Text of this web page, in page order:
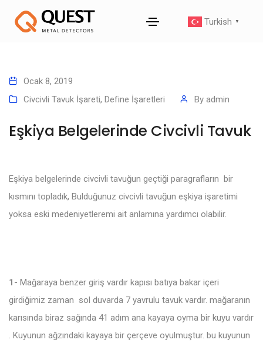
Turkish ▼
Ocak 8, 2019
Civcivli Tavuk İşareti, Define İşaretleri By admin
Eşkiya Belgelerinde Civcivli Tavuk
Eşkiya belgelerinde civcivli tavuğun geçtiği paragrafların bir
kısmını topladık, Bulduğunuz civcivli tavuğun eşkiya işaretimi
yoksa eski medeniyetleremi ait anlamına yardımcı olabilir.
1- Mağaraya benzer giriş vardır kapısı batıya bakar içeri
girdiğimiz zaman sol duvarda 7 yavrulu tavuk vardır. mağaranın
karısında biraz sağında 41 adım ana kayaya oyma bir kuyu vardır
. Kuyunun ağzındaki kayaya bir çerçeve oyulmuştur. bu kuyunun